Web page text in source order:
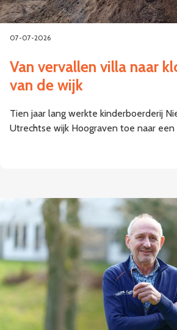
07-07-2026
Van vervallen villa naar
van de wijk
Tien jaar lang werkte kinderboerderij
Utrechtse wijk Hoograven toe naar